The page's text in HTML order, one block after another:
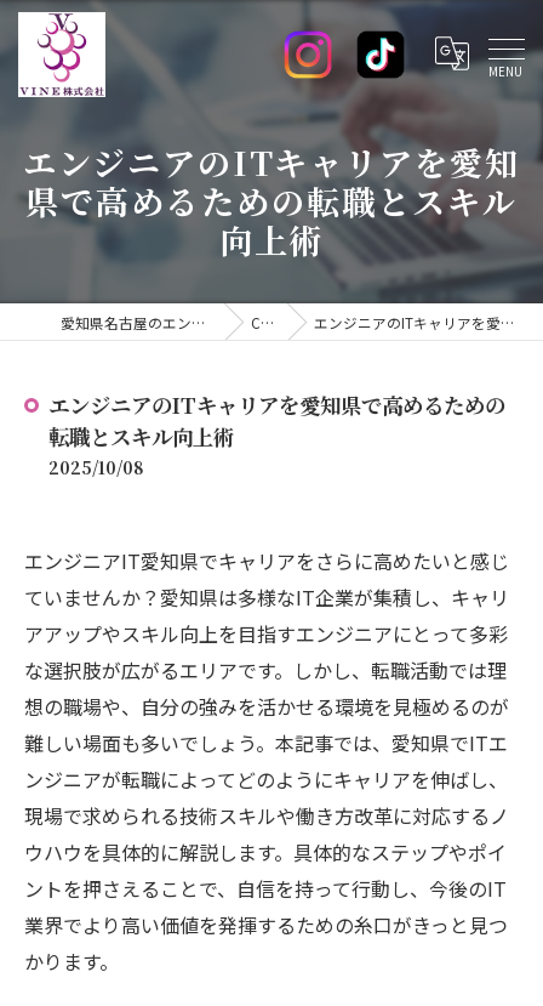
エンジニアのITキャリアを愛知
県で高めるための転職とスキル
向上術
愛知県名古屋のエンジニアの求人ならVINE株式会社 COLUMN エンジニアのITキャリアを愛知県で高めるための転職とスキル向上術
エンジニアのITキャリアを愛知県で高めるための
転職とスキル向上術
2025/10/08
エンジニアIT愛知県でキャリアをさらに高めたいと感じ
ていませんか？愛知県は多様なIT企業が集積し、キャリ
アアップやスキル向上を目指すエンジニアにとって多彩
な選択肢が広がるエリアです。しかし、転職活動では理
想の職場や、自分の強みを活かせる環境を見極めるのが
難しい場面も多いでしょう。本記事では、愛知県でITエ
ンジニアが転職によってどのようにキャリアを伸ばし、
現場で求められる技術スキルや働き方改革に対応するノ
ウハウを具体的に解説します。具体的なステップやポイ
ントを押さえることで、自信を持って行動し、今後のIT
業界でより高い価値を発揮するための糸口がきっと見つ
かります。